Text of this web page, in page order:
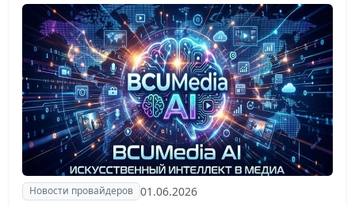
Новости провайдеров 01.06.2026